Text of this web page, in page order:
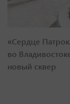
«Сердце
во
новый сквер